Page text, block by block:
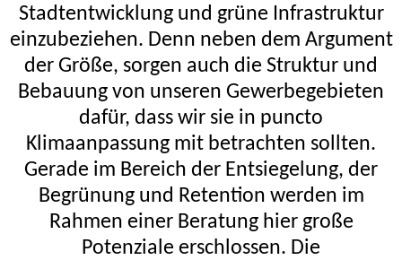
Stadtentwicklung und grüne Infrastruktur
einzubeziehen. Denn neben dem Argument
der Größe, sorgen auch die Struktur und
Bebauung von unseren Gewerbegebieten
dafür, dass wir sie in puncto
Klimaanpassung mit betrachten sollten.
Gerade im Bereich der Entsiegelung, der
Begrünung und Retention werden im
Rahmen einer Beratung hier große
Potenziale erschlossen. Die